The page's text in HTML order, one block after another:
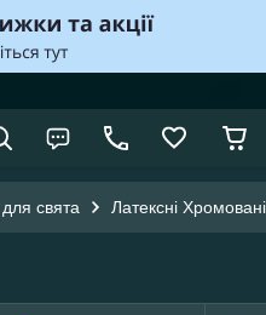
свята Латексні Хромовані